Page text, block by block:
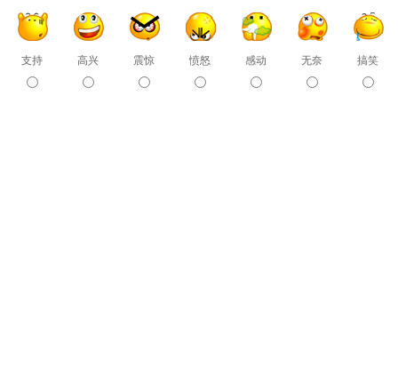
支持 高兴 震惊 愤怒 感动 无奈 搞笑